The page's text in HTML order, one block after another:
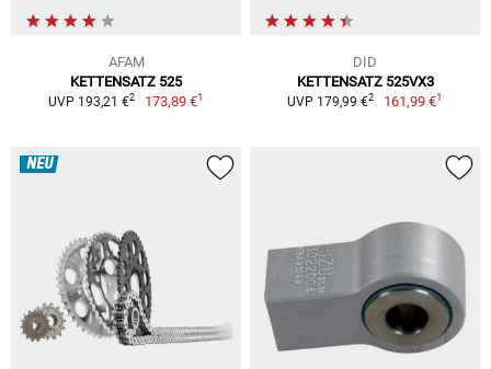
AFAM
KETTENSATZ 525
UVP 193,21 €2 173,89 €1
DID
KETTENSATZ 525VX3
UVP 179,99 €2 161,99 €1
NEU